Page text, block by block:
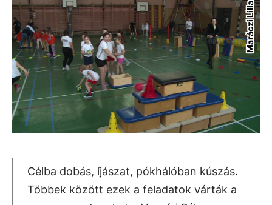
Maráczi Lilla
Célba dobás, íjászat, pókhálóban kúszás.
Többek között ezek a feladatok várták a